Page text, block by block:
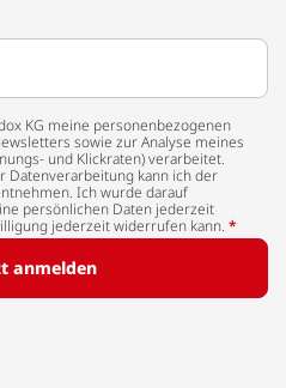
KG meine personenbezogenen
sowie zur Analyse meines
und Klickraten) verarbeitet.
Datenverarbeitung kann ich der
Ich wurde darauf
persönlichen Daten jederzeit
jederzeit widerrufen kann. *
anmelden